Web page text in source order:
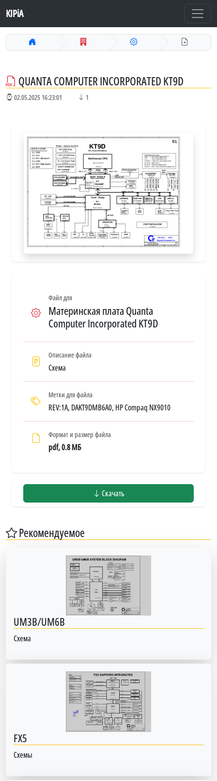
KIPiA
QUANTA COMPUTER INCORPORATED KT9D
02.05.2025 16:23:01 1
Файл для
Материнская плата Quanta
Computer Incorporated KT9D
Описание файла
Схема
Метки для файла
REV:1A, DAKT9DMB6A0, HP Compaq NX9010
Формат и размер файла
pdf, 0.8 МБ
Скачать
Рекомендуемое
UM3B/UM6B
Схема
FX5
Схемы